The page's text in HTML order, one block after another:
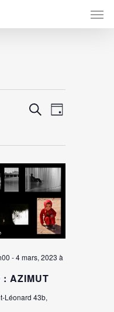
Recherche
navigation
de
vues
Recherche
Jour
: AZIMUT
-4 mars, 2023 à
Léonard 43b,